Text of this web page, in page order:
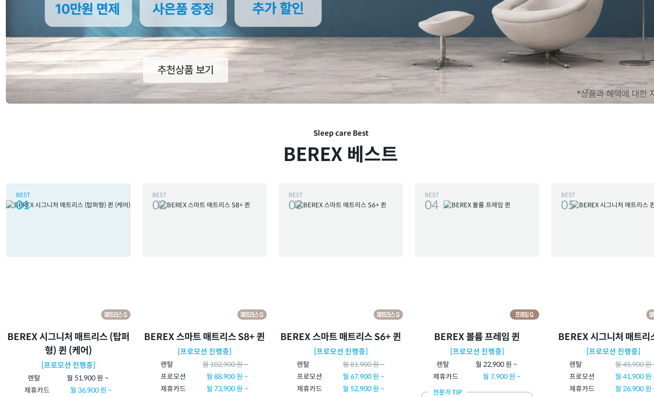
Sleep care Best
BEREX 베스트
BEST
01
BEREX 시그니처 매트리스 (탑퍼
형) 퀸 (케어)
[프로모션 진행중]
렌탈 월 51,900원 ~
제휴카드
월 36,900원 ~
BEST
02
BEREX 스마트 매트리스 S8+ 퀸
[프로모션 진행중]
렌탈 월102,900원 ~
프로모션
월 88,900원 ~
제휴카드
월 73,900원 ~
BEST
03
BEREX 스마트 매트리스 S6+ 퀸
[프로모션 진행중]
렌탈 월81,900원 ~
프로모션
월 67,900원 ~
제휴카드
월 52,900원 ~
BEST
04
BEREX 볼륨 프레임 퀸
[프로모션 진행중]
렌탈 월 22,900원 ~
제휴카드
월 7,900원 ~
전문가 TIP
BEST
05
BEREX 시그니처 매트리
[프로모션 진행중]
렌탈 월45,900원
프로모션
월 41,900원
제휴카드
월 26,900원